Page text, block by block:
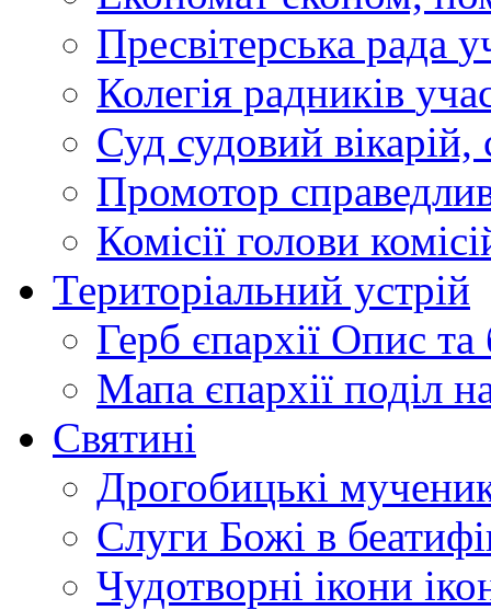
Пресвітерська рада
Колегія радників
Суд судовий вікарій,
Промотор
Комісії голови
Територіальний устрій
Герб єпархії Опис та
Мапа єпархії поділ
Святині
Дрогобицькі
Слуги Божі в
Чудотворні ікони